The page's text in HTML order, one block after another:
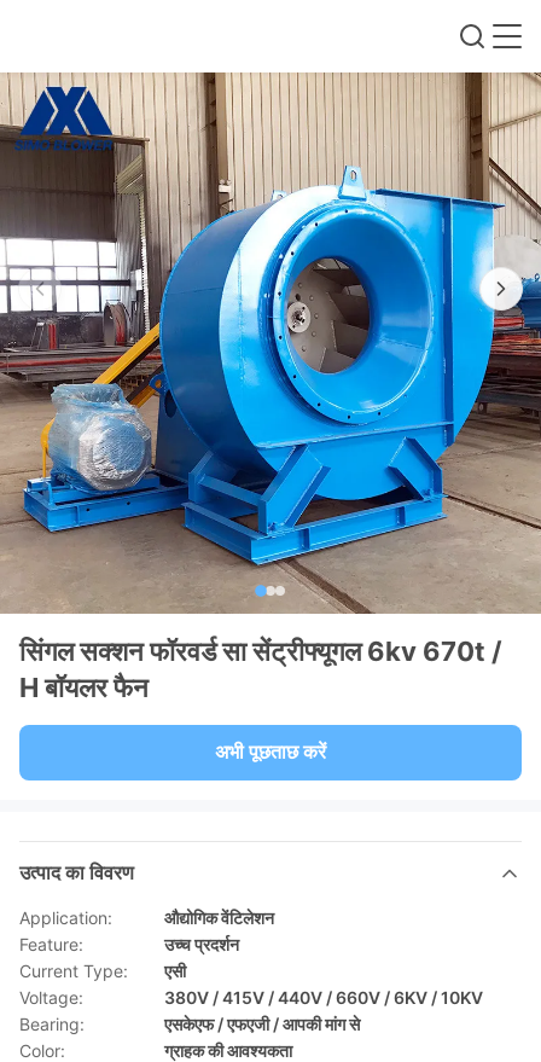
सिंगल सक्शन फॉरवर्ड सा सेंट्रीफ्यूगल 6kv 670t /
H बॉयलर फैन
अभी पूछताछ करें
उत्पाद का विवरण
Application:
औद्योगिक वेंटिलेशन
Feature:
उच्च प्रदर्शन
Current Type:
एसी
Voltage:
380V / 415V / 440V / 660V / 6KV / 10KV
Bearing:
एसकेएफ / एफएजी / आपकी मांग से
Color:
ग्राहक की आवश्यकता